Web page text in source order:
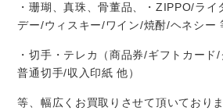
・珊瑚、真珠、骨董品、・ZIPPO/ライ
デー/ウィスキー/ワイン/焼酎/ヘネシー
・切手・テレカ（商品券/ギフトカー
普通切手/収入印紙 他）
等、幅広くお買取りさせて頂いておりま